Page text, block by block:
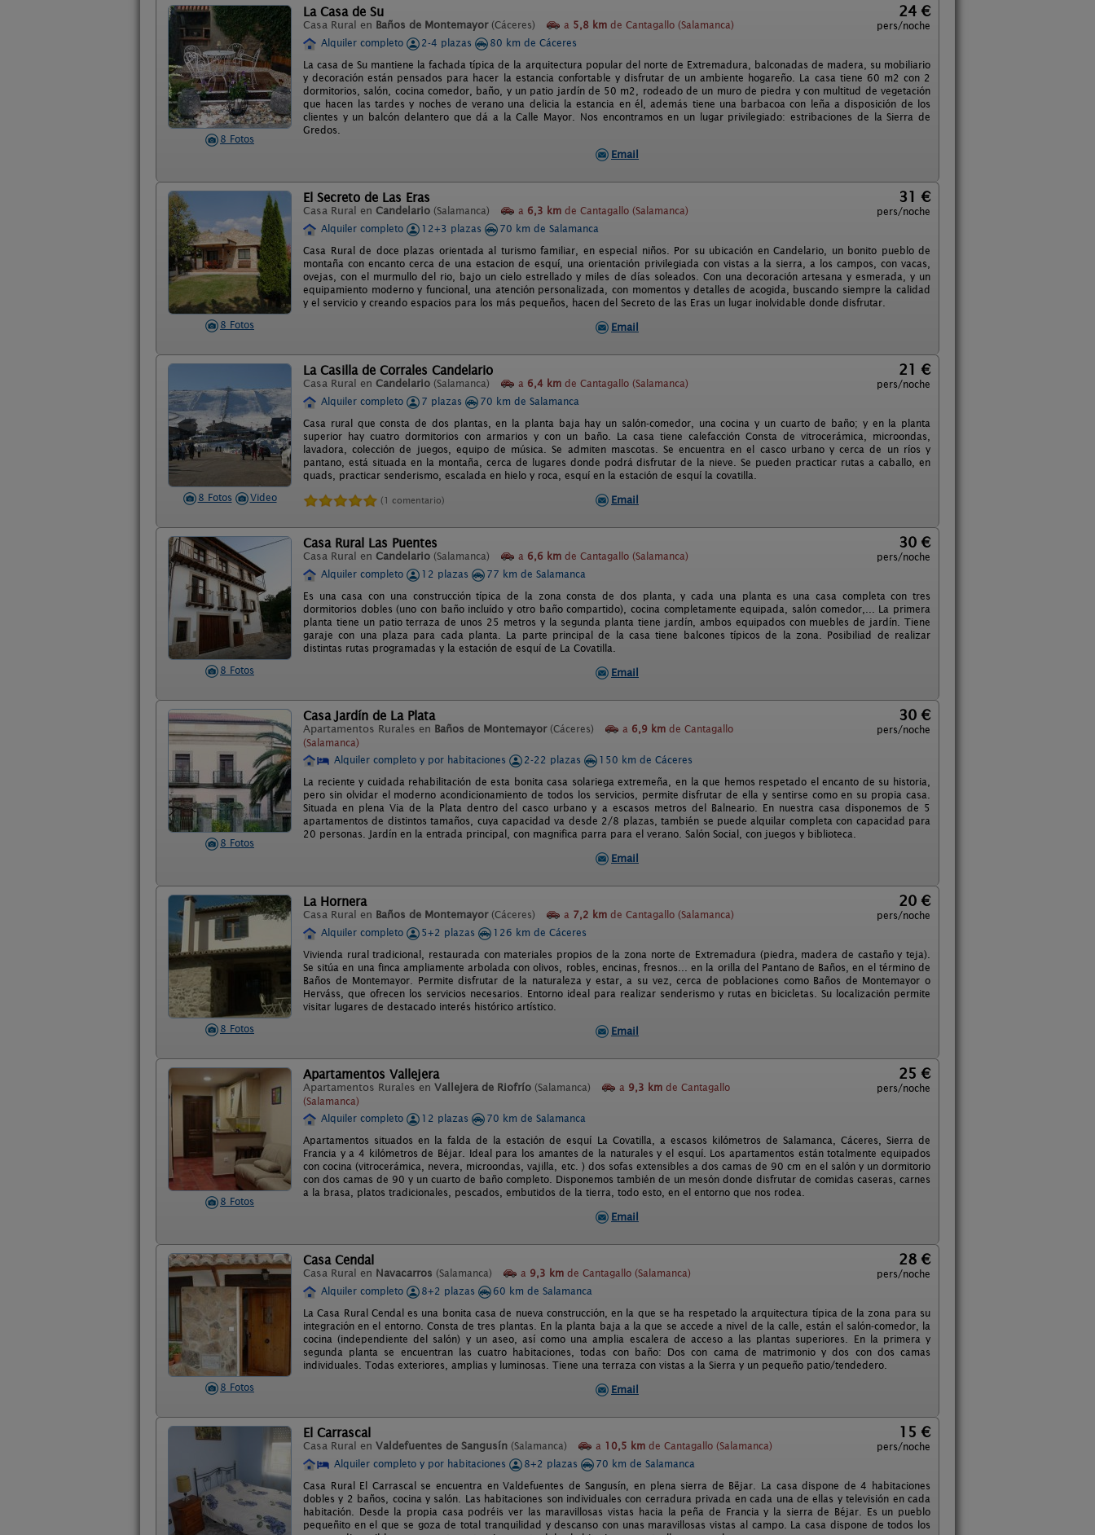
8 Fotos
La Casa de Su
Casa Rural en Baños de Montemayor (Cáceres) a 5,8 km de Cantagallo (Salamanca)
24 €
pers/noche
Alquiler completo
2-4 plazas
80 km de Cáceres
La casa de Su mantiene la fachada típica de la arquitectura popular del norte de Extremadura, balconadas de madera, su mobiliario
y decoración están pensados para hacer la estancia confortable y disfrutar de un ambiente hogareño. La casa tiene 60 m2 con 2
dormitorios, salón, cocina comedor, baño, y un patio jardín de 50 m2, rodeado de un muro de piedra y con multitud de vegetación
que hacen las tardes y noches de verano una delicia la estancia en él, además tiene una barbacoa con leña a disposición de los
clientes y un balcón delantero que dá a la Calle Mayor. Nos encontramos en un lugar privilegiado: estribaciones de la Sierra de
Gredos.
Email
8 Fotos
El Secreto de Las Eras
Casa Rural en Candelario (Salamanca) a 6,3 km de Cantagallo (Salamanca)
31 €
pers/noche
Alquiler completo
12+3 plazas
70 km de Salamanca
Casa Rural de doce plazas orientada al turismo familiar, en especial niños. Por su ubicación en Candelario, un bonito pueblo de
montaña con encanto cerca de una estacion de esquí, una orientación privilegiada con vistas a la sierra, a los campos, con vacas,
ovejas, con el murmullo del rio, bajo un cielo estrellado y miles de días soleados. Con una decoración artesana y esmerada, y un
equipamiento moderno y funcional, una atención personalizada, con momentos y detalles de acogida, buscando siempre la calidad
y el servicio y creando espacios para los más pequeños, hacen del Secreto de las Eras un lugar inolvidable donde disfrutar.
Email
8 Fotos Video
La Casilla de Corrales Candelario
Casa Rural en Candelario (Salamanca) a 6,4 km de Cantagallo (Salamanca)
21 €
pers/noche
Alquiler completo
7 plazas
70 km de Salamanca
Casa rural que consta de dos plantas, en la planta baja hay un salón-comedor, una cocina y un cuarto de baño; y en la planta
superior hay cuatro dormitorios con armarios y con un baño. La casa tiene calefacción Consta de vitrocerámica, microondas,
lavadora, colección de juegos, equipo de música. Se admiten mascotas. Se encuentra en el casco urbano y cerca de un ríos y
pantano, está situada en la montaña, cerca de lugares donde podrá disfrutar de la nieve. Se pueden practicar rutas a caballo, en
quads, practicar senderismo, escalada en hielo y roca, esquí en la estación de esquí la covatilla.
(1 comentario) Email
8 Fotos
Casa Rural Las Puentes
Casa Rural en Candelario (Salamanca) a 6,6 km de Cantagallo (Salamanca)
30 €
pers/noche
Alquiler completo
12 plazas
77 km de Salamanca
Es una casa con una construcción típica de la zona consta de dos planta, y cada una planta es una casa completa con tres
dormitorios dobles (uno con baño incluído y otro baño compartido), cocina completamente equipada, salón comedor,... La primera
planta tiene un patio terraza de unos 25 metros y la segunda planta tiene jardín, ambos equipados con muebles de jardín. Tiene
garaje con una plaza para cada planta. La parte principal de la casa tiene balcones típicos de la zona. Posibiliad de realizar
distintas rutas programadas y la estación de esquí de La Covatilla.
Email
8 Fotos
Casa Jardín de La Plata
Apartamentos Rurales en Baños de Montemayor (Cáceres) a 6,9 km de Cantagallo
(Salamanca)
30 €
pers/noche
Alquiler completo y por habitaciones 2-22 plazas
150 km de Cáceres
La reciente y cuidada rehabilitación de esta bonita casa solariega extremeña, en la que hemos respetado el encanto de su historia,
pero sin olvidar el moderno acondicionamiento de todos los servicios, permite disfrutar de ella y sentirse como en su propia casa.
Situada en plena Via de la Plata dentro del casco urbano y a escasos metros del Balneario. En nuestra casa disponemos de 5
apartamentos de distintos tamaños, cuya capacidad va desde 2/8 plazas, también se puede alquilar completa con capacidad para
20 personas. Jardín en la entrada principal, con magnifica parra para el verano. Salón Social, con juegos y biblioteca.
Email
8 Fotos
La Hornera
Casa Rural en Baños de Montemayor (Cáceres) a 7,2 km de Cantagallo (Salamanca)
20 €
pers/noche
Alquiler completo
5+2 plazas
126 km de Cáceres
Vivienda rural tradicional, restaurada con materiales propios de la zona norte de Extremadura (piedra, madera de castaño y teja).
Se sitúa en una finca ampliamente arbolada con olivos, robles, encinas, fresnos... en la orilla del Pantano de Baños, en el término de
Baños de Montemayor. Permite disfrutar de la naturaleza y estar, a su vez, cerca de poblaciones como Baños de Montemayor o
Herváss, que ofrecen los servicios necesarios. Entorno ideal para realizar senderismo y rutas en bicicletas. Su localización permite
visitar lugares de destacado interés histórico artístico.
Email
8 Fotos
Apartamentos Vallejera
Apartamentos Rurales en Vallejera de Riofrío (Salamanca) a 9,3 km de Cantagallo
(Salamanca)
25 €
pers/noche
Alquiler completo 12 plazas
70 km de Salamanca
Apartamentos situados en la falda de la estación de esquí La Covatilla, a escasos kilómetros de Salamanca, Cáceres, Sierra de
Francia y a 4 kilómetros de Béjar. Ideal para los amantes de la naturales y el esquí. Los apartamentos están totalmente equipados
con cocina (vitrocerámica, nevera, microondas, vajilla, etc. ) dos sofas extensibles a dos camas de 90 cm en el salón y un dormitorio
con dos camas de 90 y un cuarto de baño completo. Disponemos también de un mesón donde disfrutar de comidas caseras, carnes
a la brasa, platos tradicionales, pescados, embutidos de la tierra, todo esto, en el entorno que nos rodea.
Email
8 Fotos
Casa Cendal
Casa Rural en Navacarros (Salamanca) a 9,3 km de Cantagallo (Salamanca)
28 €
pers/noche
Alquiler completo
8+2 plazas
60 km de Salamanca
La Casa Rural Cendal es una bonita casa de nueva construcción, en la que se ha respetado la arquitectura típica de la zona para su
integración en el entorno. Consta de tres plantas. En la planta baja a la que se accede a nivel de la calle, están el salón-comedor, la
cocina (independiente del salón) y un aseo, así como una amplia escalera de acceso a las plantas superiores. En la primera y
segunda planta se encuentran las cuatro habitaciones, todas con baño: Dos con cama de matrimonio y dos con dos camas
individuales. Todas exteriores, amplias y luminosas. Tiene una terraza con vistas a la Sierra y un pequeño patio/tendedero.
Email
El Carrascal
Casa Rural en Valdefuentes de Sangusín (Salamanca) a 10,5 km de Cantagallo (Salamanca)
15 €
pers/noche
Alquiler completo y por habitaciones
8+2 plazas
70 km de Salamanca
Casa Rural El Carrascal se encuentra en Valdefuentes de Sangusín, en plena sierra de Bëjar. La casa dispone de 4 habitaciones
dobles y 2 baños, cocina y salón. Las habitaciones son individuales con cerradura privada en cada una de ellas y televisión en cada
habitación. Desde la propia casa podréis ver las maravillosas vistas hacia la peña de Francia y la sierra de Béjar. Es un pueblo
pequeñito en el que se goza de total tranquilidad y descanso con unas maravillosas vistas al campo. La casa dispone de todos los